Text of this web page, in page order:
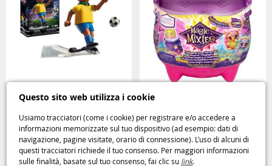
Questo sito web utilizza i cookie
Usiamo tracciatori (come i cookie) per registrare e/o accedere a
informazioni memorizzate sul tuo dispositivo (ad esempio: dati di
navigazione, pagine visitate, orario di connessione). L’uso di alcuni di
questi tracciatori richiede il tuo consenso. Per maggiori informazioni
sulle finalità, basate sul tuo consenso, fai clic su link.
Sports & Action : Joueur de
football – Brésilien Playmobil
,99€
Playmobil
Magic Mixies Calderone del Sole
MOOSE
19,95€
Bambole